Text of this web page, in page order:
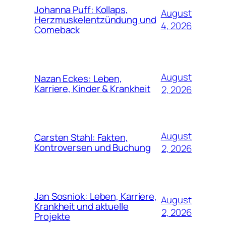
Johanna Puff: Kollaps,
Herzmuskelentzündung und
Comeback
August
4, 2026
Nazan Eckes: Leben,
Karriere, Kinder & Krankheit
August
2, 2026
Carsten Stahl: Fakten,
Kontroversen und Buchung
August
2, 2026
Jan Sosniok: Leben, Karriere,
Krankheit und aktuelle
Projekte
August
2, 2026